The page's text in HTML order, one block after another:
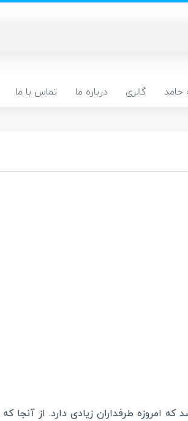
حامد گالری درباره ما تماس با ما
که امروزه طرفداران زیادی دارد. از آنجا که